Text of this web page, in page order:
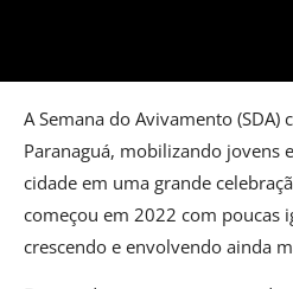
A Semana do Avivamento (SDA)
Paranaguá, mobilizando jovens
cidade em uma grande
começou em 2022 com poucas
crescendo e envolvendo ainda